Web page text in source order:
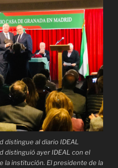
distingue al diario IDEAL
distinguió ayer IDEAL con el
la institución. El presidente de la